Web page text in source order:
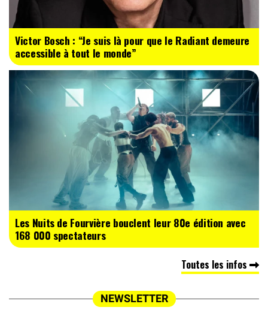
Victor Bosch : “Je suis là pour que le Radiant demeure
accessible à tout le monde”
Les Nuits de Fourvière bouclent leur 80e édition avec
168 000 spectateurs
Toutes les infos
NEWSLETTER